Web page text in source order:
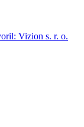
Vizion s. r. o.